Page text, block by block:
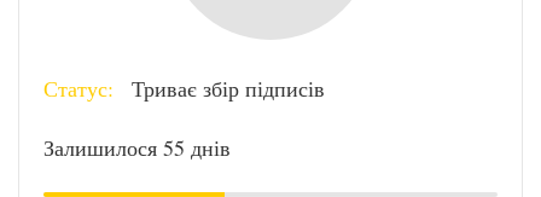
Статус: Триває збір підписів
Залишилося 55 днів